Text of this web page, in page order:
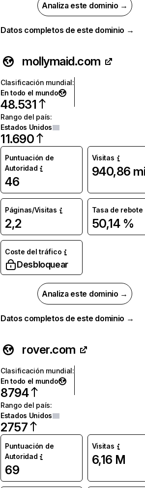
Analiza este dominio →
Datos completos de este dominio →
mollymaid.com
Clasificación mundial:
En todo el mundo
48.531
Rango del país:
Estados Unidos
11.690
Puntuación de
Autoridad
46
Visitas
940,86
Páginas/Visitas
2,2
Tasa de rebote
50,14 %
Coste del tráfico
Desbloquear
Analiza este dominio →
Datos completos de este dominio →
rover.com
Clasificación mundial:
En todo el mundo
8794
Rango del país:
Estados Unidos
2757
Puntuación de
Autoridad
69
Visitas
6,16 M